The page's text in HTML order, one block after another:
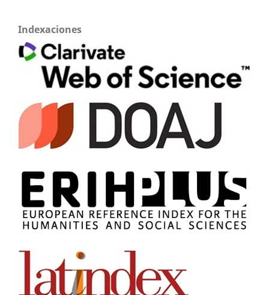
Indexaciones